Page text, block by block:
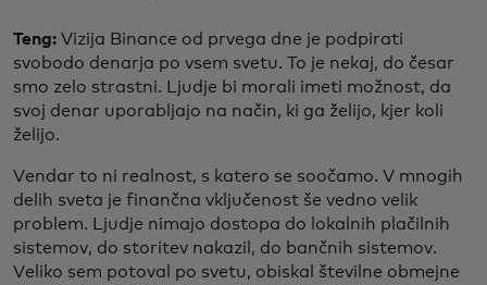
Teng: Vizija Binance od prvega dne je podpirati
svobodo denarja po vsem svetu. To je nekaj, do česar
smo zelo strastni. Ljudje bi morali imeti možnost, da
svoj denar uporabljajo na način, ki ga želijo, kjer koli
želijo.
Vendar to ni realnost, s katero se soočamo. V mnogih
delih sveta je finančna vključenost še vedno velik
problem. Ljudje nimajo dostopa do lokalnih plačilnih
sistemov, do storitev nakazil, do bančnih sistemov.
Veliko sem potoval po svetu, obiskal številne obmejne